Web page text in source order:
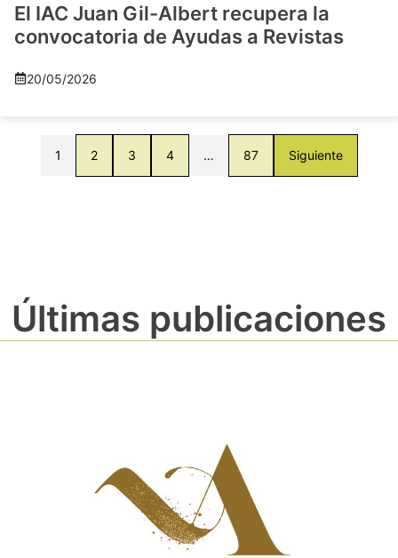
El IAC Juan Gil-Albert recupera la
convocatoria de Ayudas a Revistas
20/05/2026
1 2 3 4 … 87 Siguiente
Últimas publicaciones